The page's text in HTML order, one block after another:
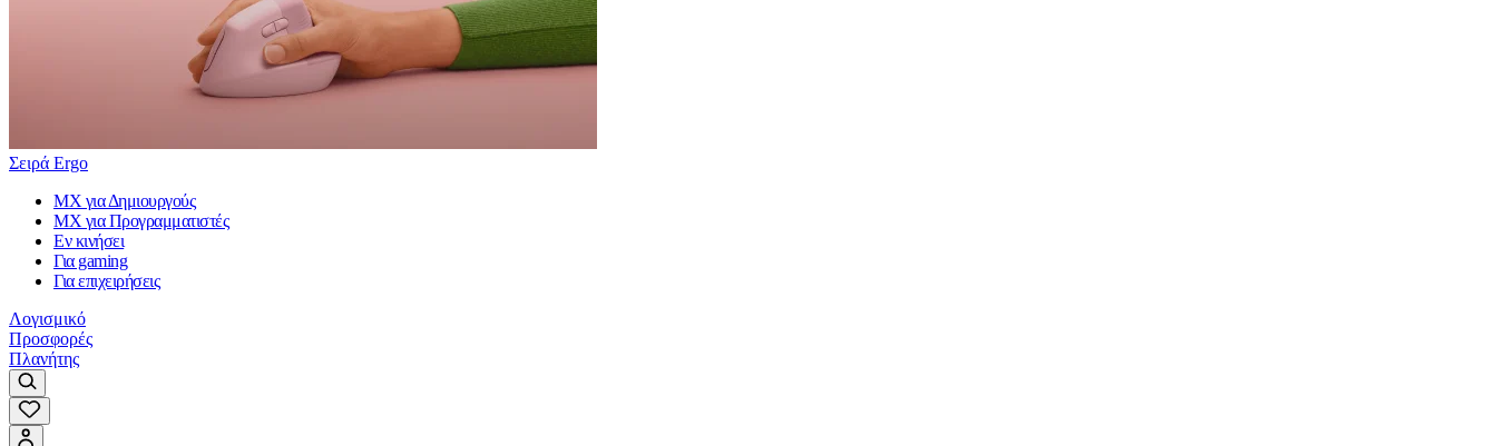
Σειρά Ergo
MX για Δημιουργούς
MX για Προγραμματιστές
Εν κινήσει
Για gaming
Για επιχειρήσεις
Λογισμικό
Προσφορές
Πλανήτης